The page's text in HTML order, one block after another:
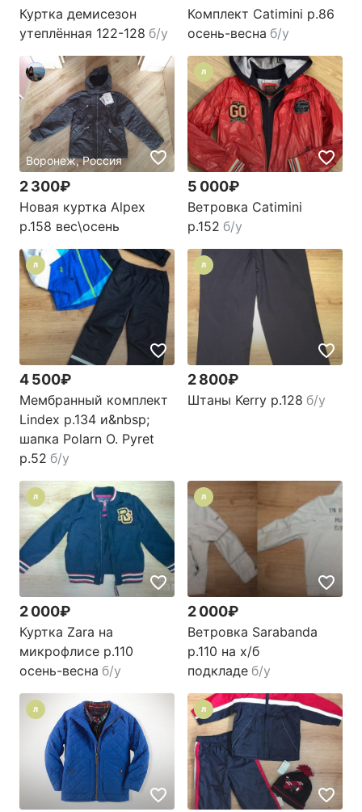
Куртка демисезон
утеплённая 122-128 б/у
Комплект Catimini р.86
осень-весна б/у
Воронеж, Россия
2 300₽
Новая куртка Alpex
р.158 вес\осень
Л
5 000₽
Ветровка Catimini
р.152 б/у
Л
4 500₽
Мембранный комплект
Lindex р.134 и&nbsp;
шапка Polarn O. Pyret
р.52 б/у
Л
2 800₽
Штаны Kerry р.128 б/у
Л
2 000₽
Куртка Zara на
микрофлисе р.110
осень-весна б/у
Л
2 000₽
Ветровка Sarabanda
р.110 на х/б
подкладе б/у
Л Л